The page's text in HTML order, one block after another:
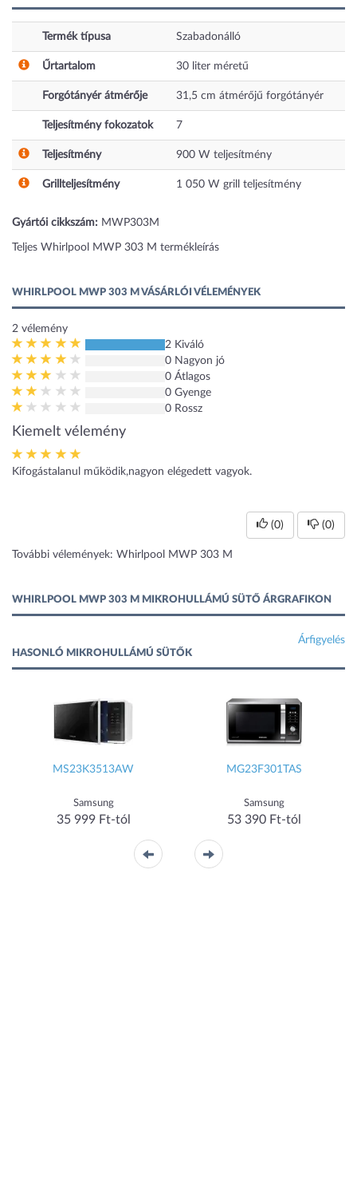
Termék típusa Szabadonálló
Űrtartalom 30 liter méretű
Forgótányér átmérője 31,5 cm átmérőjű forgótányér
Teljesítmény fokozatok 7
Teljesítmény 900 W teljesítmény
Grillteljesítmény 1 050 W grill teljesítmény
Gyártói cikkszám: MWP303M
Teljes Whirlpool MWP 303 M termékleírás
WHIRLPOOL MWP 303 M VÁSÁRLÓI VÉLEMÉNYEK
2 vélemény
2 Kiváló
0 Nagyon jó
0 Átlagos
0 Gyenge
0 Rossz
Kiemelt vélemény
Kifogástalanul működik,nagyon elégedett vagyok.
(0) (0)
További vélemények: Whirlpool MWP 303 M
WHIRLPOOL MWP 303 M MIKROHULLÁMÚ SÜTŐ ÁRGRAFIKON
Árfigyelés
HASONLÓ MIKROHULLÁMÚ SÜTŐK
MS23K3513AW
Samsung
35 999 Ft-tól
MG23F301TAS
Samsung
53 390 Ft-tól